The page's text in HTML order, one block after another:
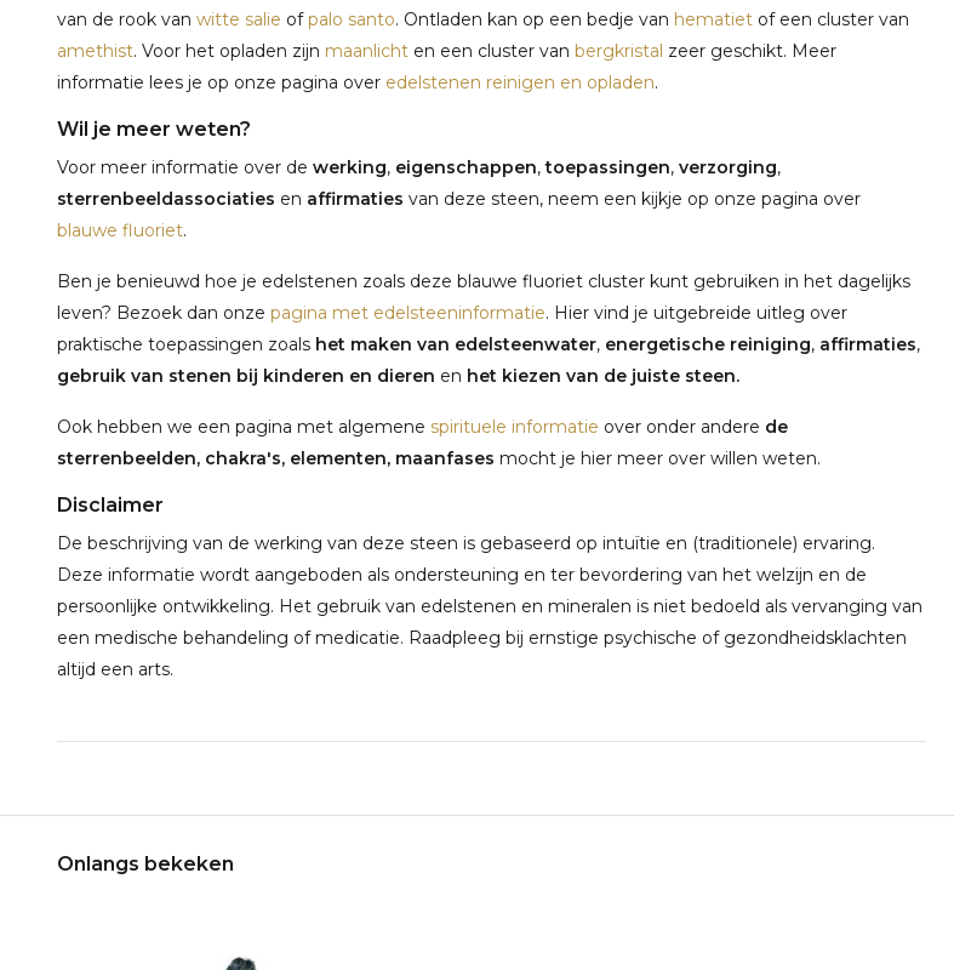
van de rook van witte salie ofpalo santo. Ontladen kan op een bedje van hematiet of een cluster van
amethist. Voor het opladen zijn maanlicht en een cluster van bergkristal zeer geschikt. Meer
informatie lees je op onze pagina over edelstenen reinigen en opladen.
Wil je meer weten?
Voor meer informatie over de werking, eigenschappen,toepassingen, verzorging,
sterrenbeeldassociaties en affirmaties van deze steen, neem een kijkje op onze pagina over
blauwe fluoriet.
Ben je benieuwd hoe je edelstenen zoals deze blauwe fluoriet cluster kunt gebruiken in het dagelijks
leven? Bezoek dan onze pagina met edelsteeninformatie. Hier vind je uitgebreide uitleg over
praktische toepassingen zoals het maken van edelsteenwater, energetische reiniging, affirmaties,
gebruik van stenen bij kinderen en dieren en het kiezen van de juiste steen.
Ook hebben we een pagina met algemene spirituele informatie over onder andere de
sterrenbeelden, chakra's, elementen, maanfases mocht je hier meer over willen weten.
Disclaimer
De beschrijving van de werking van deze steen is gebaseerd op intuïtie en (traditionele) ervaring.
Deze informatie wordt aangeboden als ondersteuning en ter bevordering van het welzijn en de
persoonlijke ontwikkeling. Het gebruik van edelstenen en mineralen is niet bedoeld als vervanging van
een medische behandeling of medicatie. Raadpleeg bij ernstige psychische of gezondheidsklachten
altijd een arts.
Onlangs bekeken